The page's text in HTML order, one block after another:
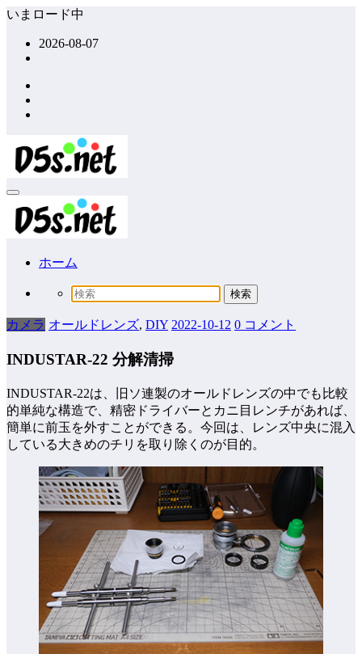
コ
ッ
プ
いまロード中
2026-08-07
ホーム
カメラ オールドレンズ, DIY 2022-10-12 0 コメント
INDUSTAR-22 分解清掃
INDUSTAR-22は、旧ソ連製のオールドレンズの中でも比較
的単純な構造で、精密ドライバーとカニ目レンチがあれば、
簡単に前玉を外すことができる。今回は、レンズ中央に混入
している大きめのチリを取り除くのが目的。